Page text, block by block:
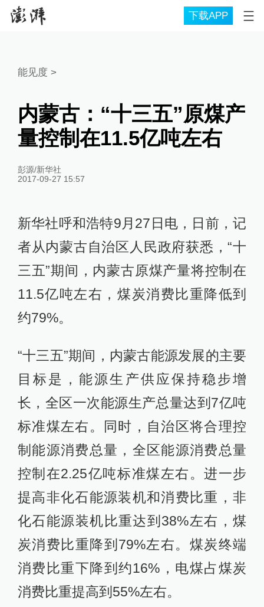
下载APP
能见度 >
内蒙古：“十三五”原煤产
量控制在11.5亿吨左右
彭源/新华社
2017-09-27 15:57
新华社呼和浩特9月27日电，日前，记
者从内蒙古自治区人民政府获悉，“十
三五”期间，内蒙古原煤产量将控制在
11.5亿吨左右，煤炭消费比重降低到
约79%。
“十三五”期间，内蒙古能源发展的主要
目标是，能源生产供应保持稳步增
长，全区一次能源生产总量达到7亿吨
标准煤左右。同时，自治区将合理控
制能源消费总量，全区能源消费总量
控制在2.25亿吨标准煤左右。进一步
提高非化石能源装机和消费比重，非
化石能源装机比重达到38%左右，煤
炭消费比重降到79%左右。煤炭终端
消费比重下降到约16%，电煤占煤炭
消费比重提高到55%左右。